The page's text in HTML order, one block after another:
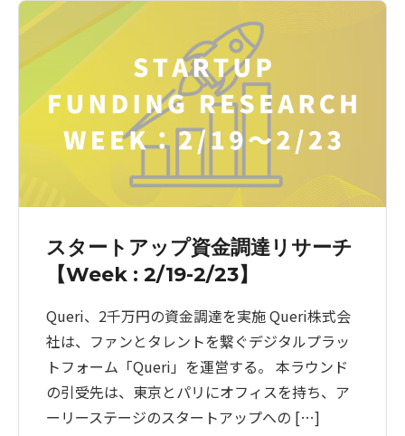
スタートアップ資金調達リサーチ
【Week : 2/19-2/23】
Queri、2千万円の資金調達を実施 Queri株式会
社は、ファンとタレントを繋ぐデジタルプラッ
トフォーム「Queri」を運営する。 本ラウンド
の引受先は、東京とパリにオフィスを持ち、ア
ーリーステージのスタートアップへの […]